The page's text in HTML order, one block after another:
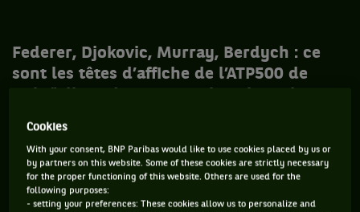
Federer, Djokovic, Murray, Berdych : ce
sont les têtes d’affiche de l’ATP500 de
quand le tournoi émirati est sorti de terre.
Tout le circuit ? Non. Un petit Gaulois et
un grand Tchèque curieux se
Cookies
With your consent, BNP Paribas would like to use cookies placed by us or
by partners on this website. Some of these cookies are strictly necessary
for the proper functioning of this website. Others are used for the
following purposes:
- setting your preferences: These cookies allow us to personalize and